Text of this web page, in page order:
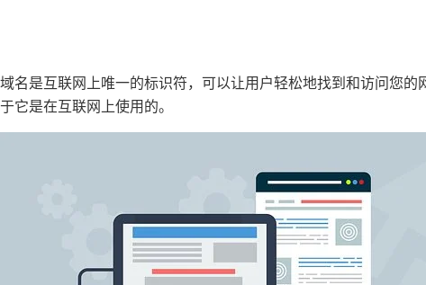
域名是互联网上唯一的标识符，可以让用户轻松地找到和访问您
于它是在互联网上使用的。